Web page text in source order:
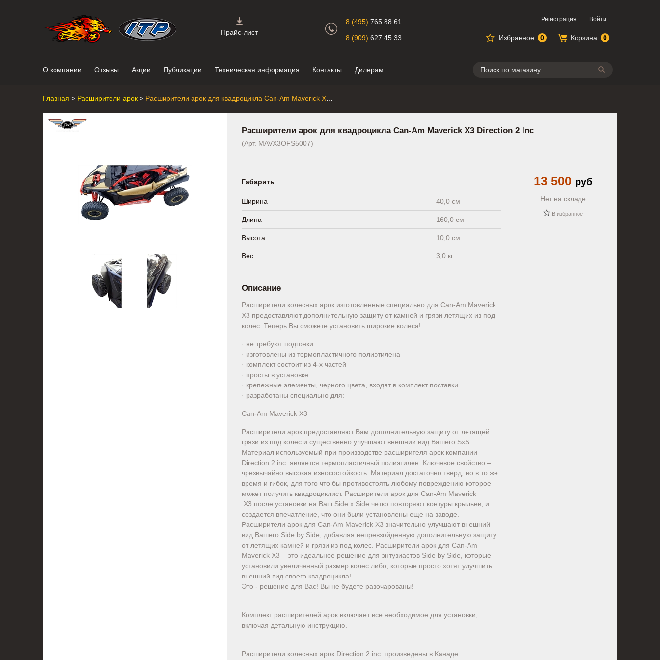
Прайс-лист
О компании Отзывы Акции Публикации Техническая информация Контакты Дилерам Поиск
Избранное 0 Корзина 0
Интернет-магазин "Поросенок". Главная страница. 8 (495) 765 88 61
8 (909) 627 45 33
Регистрация Войти
Главная > Расширители арок >
Расширители арок для квадроцикла Can-Am Maverick X3 Direction 2 Inс
(Арт. MAVX3OFS5007)
13 500 руб
Нет на складе
В избранное
Габариты
Ширина 40,0 см
Длина 160,0 см
Высота 10,0 см
Вес 3,0 кг
Описание
Расширители колесных арок изготовленные специально для Can-Am Maverick
X3 предоставляют дополнительную защиту от камней и грязи летящих из под
колес. Теперь Вы сможете установить широкие колеса!
· не требуют подгонки
· изготовлены из термопластичного полиэтилена
· комплект состоит из 4-х частей
· просты в установке
· крепежные элементы, черного цвета, входят в комплект поставки
· разработаны специально для:
Can-Am Maverick X3
Расширители арок предоставляют Вам дополнительную защиту от летящей
грязи из под колес и существенно улучшают внешний вид Вашего SxS.
Материал используемый при производстве расширителя арок компании
Direction 2 inc. является термопластичный полиэтилен. Ключевое свойство –
чрезвычайно высокая износостойкость. Материал достаточно тверд, но в то же
время и гибок, для того что бы противостоять любому повреждению которое
может получить квадроциклист. Расширители арок для Can-Am Maverick
X3 после установки на Ваш Side x Side четко повторяют контуры крыльев, и
создается впечатление, что они были установлены еще на заводе.
Расширители арок для Can-Am Maverick X3 значительно улучшают внешний
вид Вашего Side by Side, добавляя непревзойденную дополнительную защиту
от летящих камней и грязи из под колес. Расширители арок для Can-Am
Maverick X3 – это идеальное решение для энтузиастов Side by Side, которые
установили увеличенный размер колес либо, которые просто хотят улучшить
внешний вид своего квадроцикла!
Это - решение для Вас! Вы не будете разочарованы!
Комплект расширителей арок включает все необходимое для установки,
включая детальную инструкцию.
Расширители колесных арок Direction 2 inc. произведены в Канаде.